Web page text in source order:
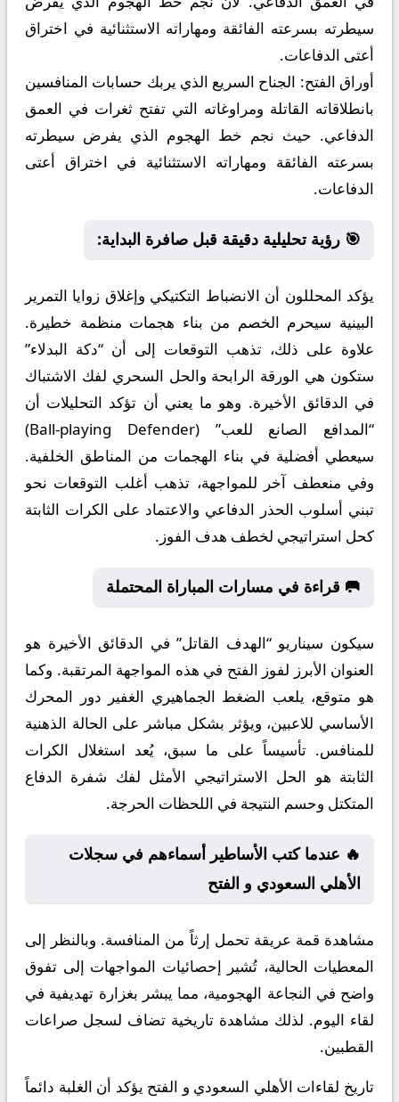
سيطرته بسرعته الفائقة ومهاراته الاستثنائية في اختراق
أعتى الدفاعات.
أوراق الفتح: الجناح السريع الذي يربك حسابات المنافسين
بانطلاقاته القاتلة ومراوغاته التي تفتح ثغرات في العمق
الدفاعي. حيث نجم خط الهجوم الذي يفرض سيطرته
بسرعته الفائقة ومهاراته الاستثنائية في اختراق أعتى
الدفاعات.
🎯 رؤية تحليلية دقيقة قبل صافرة البداية:
يؤكد المحللون أن الانضباط التكتيكي وإغلاق زوايا التمرير
البينية سيحرم الخصم من بناء هجمات منظمة خطيرة.
علاوة على ذلك، تذهب التوقعات إلى أن “دكة البدلاء”
ستكون هي الورقة الرابحة والحل السحري لفك الاشتباك
في الدقائق الأخيرة. وهو ما يعني أن تؤكد التحليلات أن
“المدافع الصانع للعب” (Ball-playing Defender)
سيعطي أفضلية في بناء الهجمات من المناطق الخلفية.
وفي منعطف آخر للمواجهة، تذهب أغلب التوقعات نحو
تبني أسلوب الحذر الدفاعي والاعتماد على الكرات الثابتة
كحل استراتيجي لخطف هدف الفوز.
🥅 قراءة في مسارات المباراة المحتملة
سيكون سيناريو “الهدف القاتل” في الدقائق الأخيرة هو
العنوان الأبرز لفوز الفتح في هذه المواجهة المرتقبة. وكما
هو متوقع، يلعب الضغط الجماهيري الغفير دور المحرك
الأساسي للاعبين، ويؤثر بشكل مباشر على الحالة الذهنية
للمنافس. تأسيساً على ما سبق، يُعد استغلال الكرات
الثابتة هو الحل الاستراتيجي الأمثل لفك شفرة الدفاع
المتكتل وحسم النتيجة في اللحظات الحرجة.
🔥 عندما كتب الأساطير أسماءهم في سجلات
الأهلي السعودي و الفتح
مشاهدة قمة عريقة تحمل إرثاً من المنافسة. وبالنظر إلى
المعطيات الحالية، تُشير إحصائيات المواجهات إلى تفوق
واضح في النجاعة الهجومية، مما يبشر بغزارة تهديفية في
لقاء اليوم. لذلك مشاهدة تاريخية تضاف لسجل صراعات
القطبين.
تاريخ لقاءات الأهلي السعودي و الفتح يؤكد أن الغلبة دائماً